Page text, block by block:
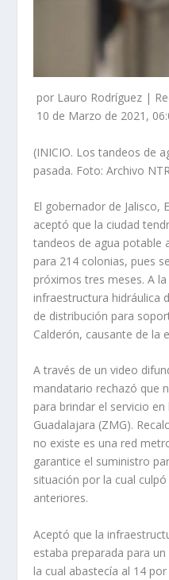
por Lauro Rodríguez |
10 de Marzo de 2021,
(INICIO. Los tandeos de
pasada. Foto: Archivo
El gobernador de Jalisco,
aceptó que la ciudad
tandeos de agua potable
para 214 colonias, pues
próximos tres meses. A
infraestructura hidráulica
de distribución para
Calderón, causante de la
A través de un video
mandatario rechazó que
para brindar el servicio
Guadalajara (ZMG).
no existe es una red
garantice el suministro
situación por la cual
anteriores.
Aceptó que la
estaba preparada para
la cual abastecía al 14